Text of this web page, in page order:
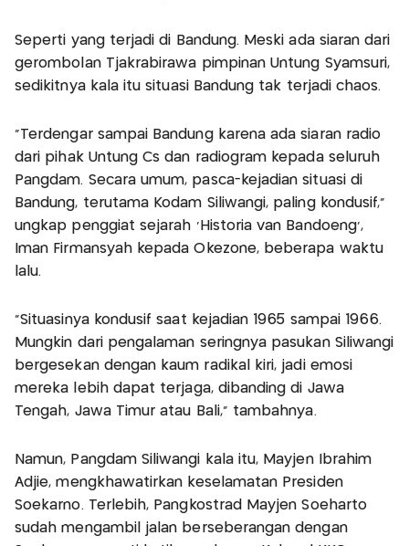
Seperti yang terjadi di Bandung. Meski ada siaran dari
gerombolan Tjakrabirawa pimpinan Untung Syamsuri,
sedikitnya kala itu situasi Bandung tak terjadi chaos.
“Terdengar sampai Bandung karena ada siaran radio
dari pihak Untung Cs dan radiogram kepada seluruh
Pangdam. Secara umum, pasca-kejadian situasi di
Bandung, terutama Kodam Siliwangi, paling kondusif,”
ungkap penggiat sejarah 'Historia van Bandoeng',
Iman Firmansyah kepada Okezone, beberapa waktu
lalu.
“Situasinya kondusif saat kejadian 1965 sampai 1966.
Mungkin dari pengalaman seringnya pasukan Siliwangi
bergesekan dengan kaum radikal kiri, jadi emosi
mereka lebih dapat terjaga, dibanding di Jawa
Tengah, Jawa Timur atau Bali,” tambahnya.
Namun, Pangdam Siliwangi kala itu, Mayjen Ibrahim
Adjie, mengkhawatirkan keselamatan Presiden
Soekarno. Terlebih, Pangkostrad Mayjen Soeharto
sudah mengambil jalan berseberangan dengan